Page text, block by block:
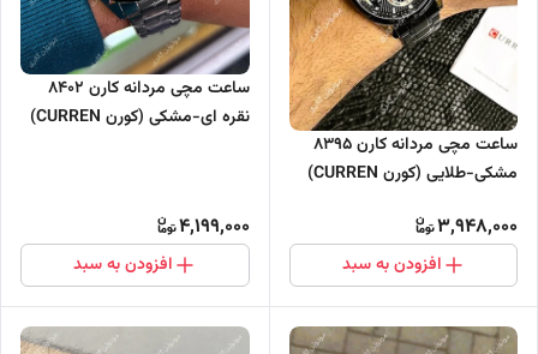
ساعت مچی مردانه کارن 8395
مشکی-طلایی (کورن CURREN)
3,948,000
افزودن به سبد
ساعت مچی مردانه کارن 8402
نقره ای-مشکی (کورن CURREN)
4,199,000
افزودن به سبد